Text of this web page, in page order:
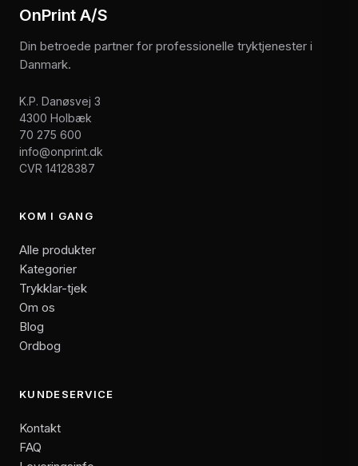
OnPrint A/S
Din betroede partner for professionelle tryktjenester i
Danmark.
K.P. Danøsvej 3
4300 Holbæk
70 275 600
info@onprint.dk
CVR 14128387
KOM I GANG
Alle produkter
Kategorier
Trykklar-tjek
Om os
Blog
Ordbog
KUNDESERVICE
Kontakt
FAQ